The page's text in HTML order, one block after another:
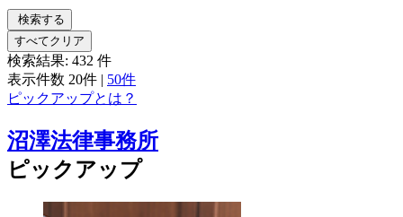
検索する
すべてクリア
検索結果: 432 件
表示件数 20件 | 50件
ピックアップとは？
沼澤法律事務所
ピックアップ